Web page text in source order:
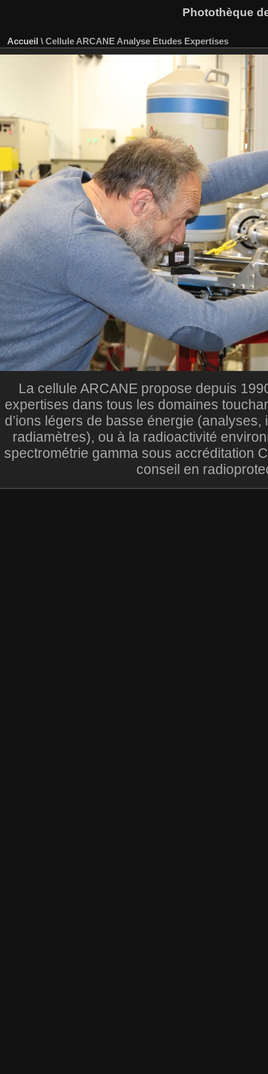
Photothèque
Accueil \ Cellule ARCANE Analyse Etudes Expertises
La cellule ARCANE propose depuis
expertises dans tous les domaines
d’ions légers de basse énergie
radiamètres), ou à la radioactivité
spectrométrie gamma sous accréditation
conseil en